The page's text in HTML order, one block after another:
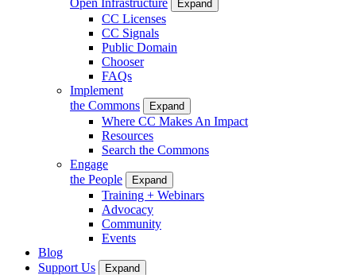
Expand
CC Licenses
CC Signals
Public Domain
Chooser
FAQs
Implement
the Commons
Expand
Where CC Makes An Impact
Resources
Search the Commons
Engage
the People
Expand
Training + Webinars
Advocacy
Community
Events
Blog
Support Us
Expand